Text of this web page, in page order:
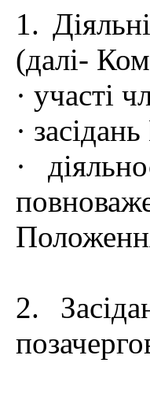
1.
(далі-
· участі
·
·
2.